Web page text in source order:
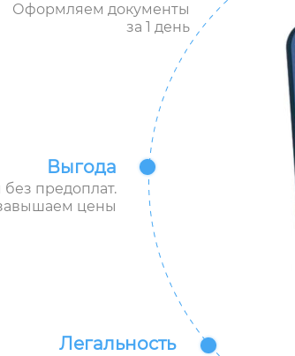
Оформляем документы
за 1 день
Выгода
без предоплат.
цены
Легальность